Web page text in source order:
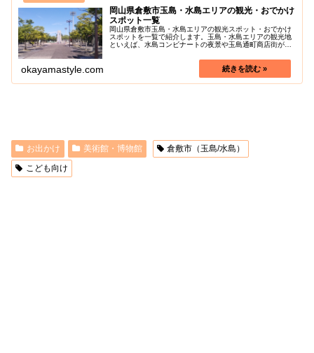
岡山県倉敷市玉島・水島エリアの観光・おでかけ
スポット一覧
岡山県倉敷市玉島・水島エリアの観光スポット・おでかけ
スポットを一覧で紹介します。玉島・水島エリアの観光地
といえば、水島コンビナートの夜景や玉島通町商店街が有
okayamastyle.com
お出かけ 美術館・博物館
倉敷市（玉島/水島）
こども向け